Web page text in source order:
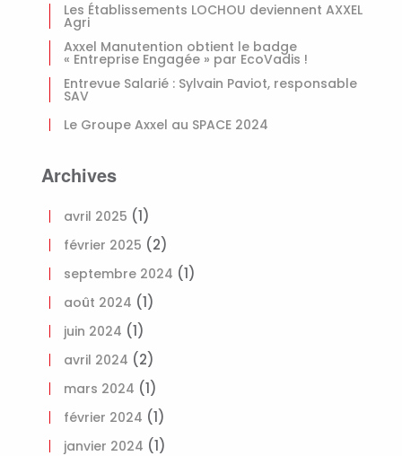
Les Établissements LOCHOU deviennent AXXEL
Agri
Axxel Manutention obtient le badge
« Entreprise Engagée » par EcoVadis !
Entrevue Salarié : Sylvain Paviot, responsable
SAV
Le Groupe Axxel au SPACE 2024
Archives
avril 2025 (1)
février 2025 (2)
septembre 2024 (1)
août 2024 (1)
juin 2024 (1)
avril 2024 (2)
mars 2024 (1)
février 2024 (1)
janvier 2024 (1)